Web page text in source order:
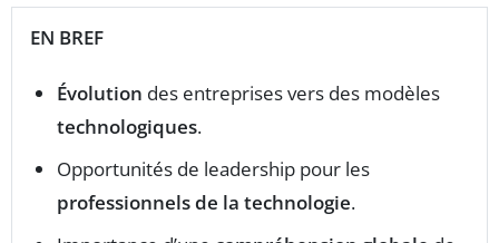
EN BREF
Évolution des entreprises vers des modèles
technologiques.
Opportunités de leadership pour les
professionnels de la technologie.